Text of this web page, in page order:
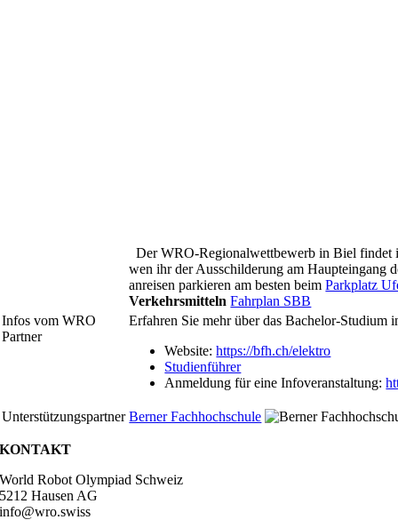
Der WRO-Regionalwettbewerb in Biel findet
wen ihr der Ausschilderung am Haupteingang
anreisen parkieren am besten beimParkplatz
Verkehrsmitteln Fahrplan SBB
Infos vom WRO
Partner
Erfahren Sie mehr über das Bachelor-
Website:https://bfh.ch/elektro
Studienführer
Anmeldung für eine Infoveranstaltung:
Unterstützungspartner Berner Fachhochschule
KONTAKT
World Robot Olympiad Schweiz
5212 Hausen AG
info@wro.swiss